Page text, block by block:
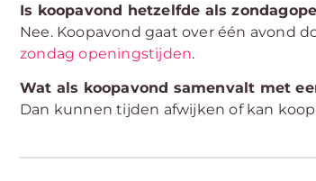
Is koopavond hetzelfde als
Nee. Koopavond gaat over één avond
zondag openingstijden.
Wat als koopavond samenvalt met
Dan kunnen tijden afwijken of kan